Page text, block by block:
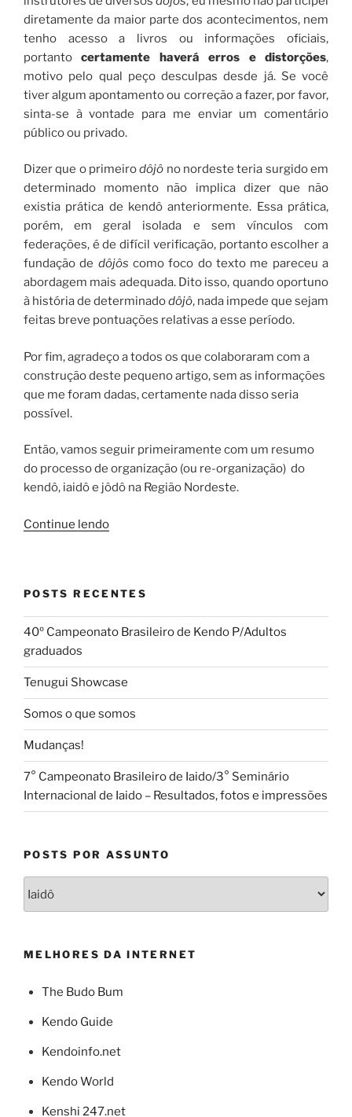
diretamente da maior parte dos acontecimentos, nem
tenho acesso a livros ou informações oficiais,
portantocertamente haverá erros e distorções,
motivo pelo qual peço desculpas desde já. Se você
tiver algum apontamento ou correção a fazer, por favor,
sinta-se à vontade para me enviar um comentário
público ou privado.
Dizer que o primeirodôjô no nordeste teria surgido em
determinado momento não implica dizer que não
existia prática de kendô anteriormente. Essa prática,
porém, em geral isolada e sem vínculos com
federações, é de difícil verificação, portanto escolher a
fundação de dôjôs como foco do texto me pareceu a
abordagem mais adequada. Dito isso, quando oportuno
à história de determinadodôjô, nada impede que sejam
feitas breve pontuações relativas a esse período.
Por fim, agradeço a todos os que colaboraram com a
construção deste pequeno artigo, sem as informações
que me foram dadas, certamente nada disso seria
possível.
Então, vamos seguir primeiramente com um resumo
do processo de organização (ou re-organização) do
kendô, iaidô e jôdô na Região Nordeste.
Continue lendo“A
no
Nordeste
–
e
Organização
Dôjôs.”
POSTS RECENTES
40º Campeonato Brasileiro de Kendo P/Adultos
graduados
Tenugui Showcase
Somos o que somos
Mudanças!
7° Campeonato Brasileiro de Iaido/3° Seminário
Internacional de Iaido – Resultados, fotos e impressões
POSTS POR ASSUNTO
MELHORES DA INTERNET
The Budo Bum
Kendo Guide
Kendoinfo.net
Kendo World
Kenshi 247.net